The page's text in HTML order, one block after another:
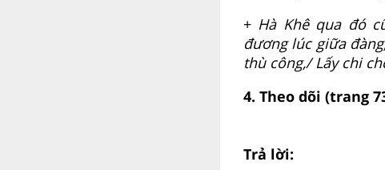
+ Hà Khê qua đó
đương lúc giữa
thù công,/ Lấy chi
4. Theo dõi (trang
Trả lời: